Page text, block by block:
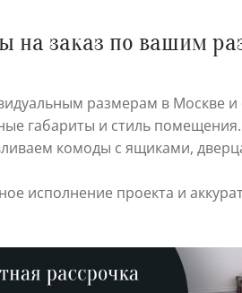
мебель
буфеты
на заказ по вашим
размерам в Москве
габариты и стиль
комоды с ящиками,
исполнение проекта и